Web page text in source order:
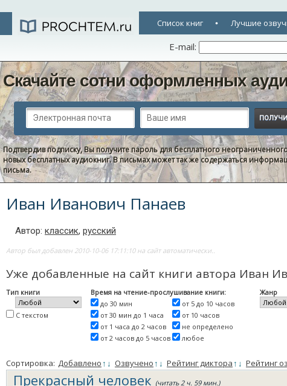
Список книг Лучшие
E-mail:
Скачайте сотни оформленных
Подтвердив подписку, Вы получите пароль для бесплатного
новых бесплатных аудиокниг. В письмах может так же содержаться
письма.
Иван Иванович Панаев
Автор: классик, русский
Автор был добавлен 2010-10-06 17:11:10 на сайт автоматически..
Уже добавленные на сайт книги автора Иван
Тип книги
С текстом
Время на чтение-прослушивание книги:
до 30 мин
от 30 мин до 1 часа
от 1 часа до 2 часов
от 2 часов до 5 часов
от 5 до 10 часов
от 10 часов
не определено
любое
Жанр
Сортировка: Добавлено↑ ↓ Озвучено↑ ↓ Рейтинг диктора↑ ↓ Рейтинг
Прекрасный человек (читать 2 ч. 59 мин.)